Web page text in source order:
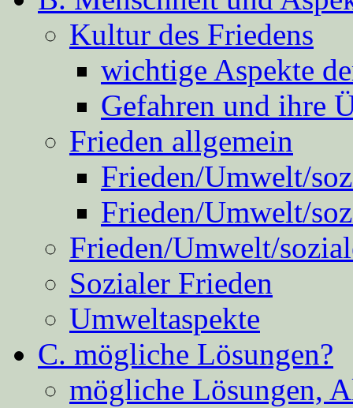
Kultur des Friedens
wichtige Aspekte
Gefahren und ihre
Frieden allgemein
Frieden/Umwelt/
Frieden/Umwelt/
Frieden/Umwelt/
Sozialer Frieden
Umweltaspekte
C. mögliche Lösungen?
mögliche Lösungen,